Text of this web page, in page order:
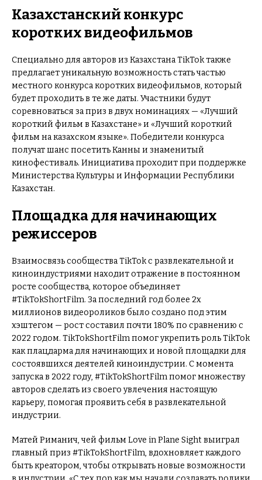
Казахстанский конкурс
коротких видеофильмов
Специально для авторов из Казахстана TikTok также
предлагает уникальную возможность стать частью
местного конкурса коротких видеофильмов, который
будет проходить в те же даты. Участники будут
соревноваться за приз в двух номинациях — «Лучший
короткий фильм в Казахстане» и «Лучший короткий
фильм на казахском языке». Победители конкурса
получат шанс посетить Канны и знаменитый
кинофестиваль. Инициатива проходит при поддержке
Министерства Культуры и Информации Республики
Казахстан.
Площадка для начинающих
режиссеров
Взаимосвязь сообщества TikTok с развлекательной и
киноиндустриями находит отражение в постоянном
росте сообщества, которое объединяет
#TikTokShortFilm. За последний год более 2х
миллионов видеороликов было создано под этим
хэштегом — рост составил почти 180% по сравнению с
2022 годом. TikTokShortFilm помог укрепить роль TikTok
как плацдарма для начинающих и новой площадки для
состоявшихся деятелей киноиндустрии. С момента
запуска в 2022 году, #TikTokShortFilm помог множеству
авторов сделать из своего увлечения настоящую
карьеру, помогая проявить себя в развлекательной
индустрии.
Матей Риманич, чей фильм Love in Plane Sight выиграл
главный приз #TikTokShortFilm, вдохновляет каждого
быть креатором, чтобы открывать новые возможности